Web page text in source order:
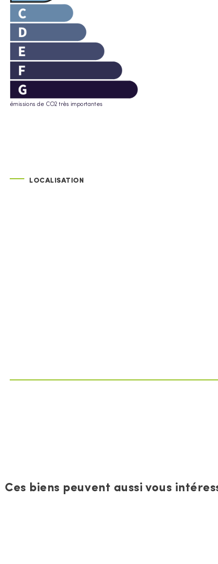
émissions de CO2 très importantes
LOCALISATION
Ces biens peuvent aussi vous